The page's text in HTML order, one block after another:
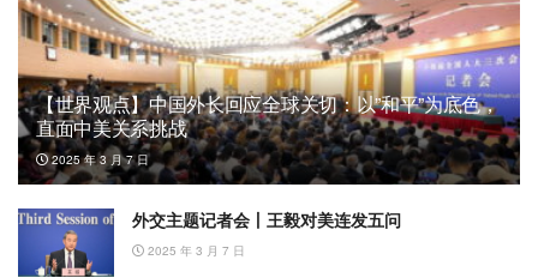
【世界观点】中国外长回应全球关切：以”和平”为底色，
直面中美关系挑战
2025 年 3 月 7 日
外交主题记者会丨王毅对美连发五问
2025 年 3 月 7 日